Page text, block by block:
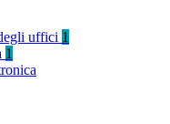
uffici 1
1